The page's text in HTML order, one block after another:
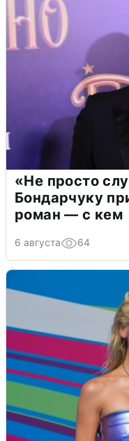
«Не просто
Бондарчуку
роман — с кем
6 августа 64